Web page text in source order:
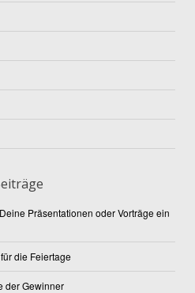
Präsentationen oder Vorträge ein
die Feiertage
der Gewinner